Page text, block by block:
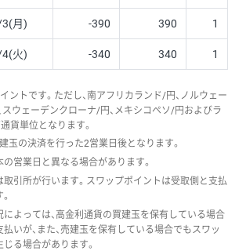
月) -390 390 1
火) -340 340 1
ントです。ただし、南アフリカランド/円、ノルウェー
スウェーデンクローナ/円、メキシコペソ/円およびラ
貨単位となります。
玉の決済を行った2営業日後となります。
営業日と異なる場合があります。
引所が行います。スワップポイントは受取側と支払
よっては、高金利通貨の買建玉を保有している場合
いが、また、売建玉を保有している場合でもスワッ
る場合があります。